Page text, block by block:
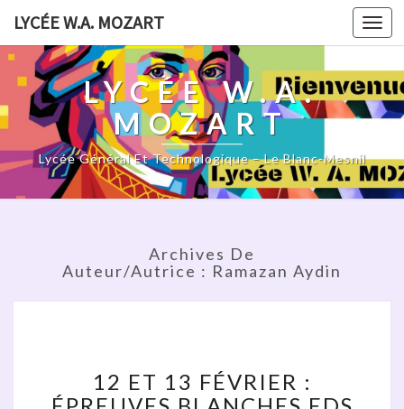
LYCÉE W.A. MOZART
LYCÉE W.A.
MOZART
Lycée Général Et Technologique – Le Blanc-Mesnil
Archives De
Auteur/autrice : Ramazan Aydin
FÉVRIER
12 ET 13 FÉVRIER :